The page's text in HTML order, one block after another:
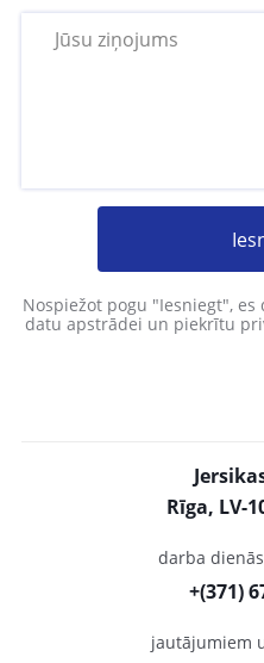
Nospiežot pogu "Iesniegt",
datu apstrādei un piekrītu
Rīga, LV-
darba
+(371)
jautājumiem